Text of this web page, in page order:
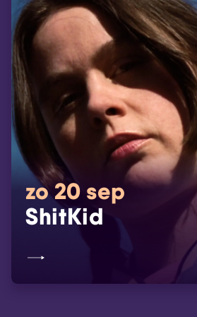
zo 20 sep
ShitKid